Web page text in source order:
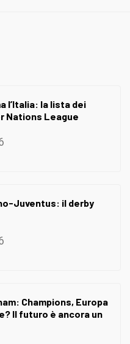
l’Italia: la lista dei
Nations League
Juventus: il derby
Champions, Europa
Il futuro è ancora un